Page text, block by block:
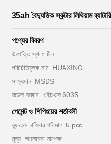
35ah বৈদ্যুতিক স্কুটার লিথিয়াম ব্যাটারি
পণ্যের বিবরণ
উৎপত্তি স্থল: চীন
পরিচিতিমুলক নাম: HUAXING
সাক্ষ্যদান: MSDS
মডেল নম্বার: এইচএক্স 6035
পেমেন্ট ও শিপিংয়ের শর্তাবলী
ন্যূনতম চাহিদার পরিমাণ: 5 pcs
মূল্য: আলোচনা সাপেক্ষ